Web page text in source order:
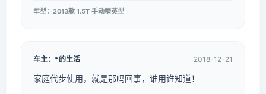
车型：2013款 1.5T 手动精英型
车主：*的生活 2018-12-21
家庭代步使用，就是那吗回事，谁用谁知道！